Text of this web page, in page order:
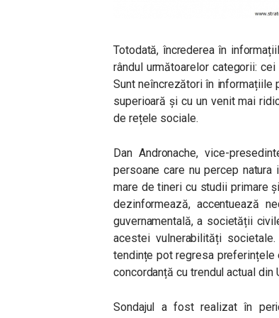
Totodată, încrederea în
rândul următoarelor categorii:
Sunt neîncrezători în informațiile
superioară și cu un venit mai
de rețele sociale.
Dan Andronache, vice-
persoane care nu percep
mare de tineri cu studii primare
dezinformează, accentuează
guvernamentală, a societății
acestei vulnerabilități
tendințe pot regresa
concordanță cu trendul actual din
Sondajul a fost realizat în